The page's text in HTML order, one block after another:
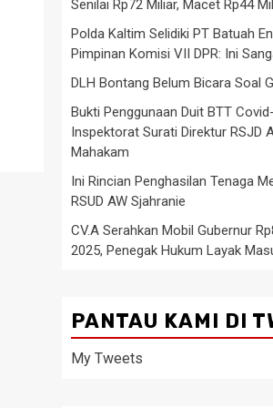
Senilai Rp72 Miliar, Macet Rp44
Polda Kaltim Selidiki PT Batuah
Pimpinan Komisi VII DPR: Ini
DLH Bontang Belum Bicara Soal
Bukti Penggunaan Duit BTT
Inspektorat Surati Direktur RSJD
Mahakam
Ini Rincian Penghasilan Tenaga
RSUD AW Sjahranie
CV.A Serahkan Mobil Gubernur
2025, Penegak Hukum Layak
PANTAU KAMI DI
My Tweets